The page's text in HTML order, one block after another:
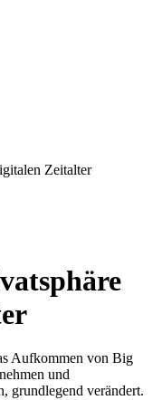
Zeitalter
Aufkommen von Big
und
grundlegend verändert.